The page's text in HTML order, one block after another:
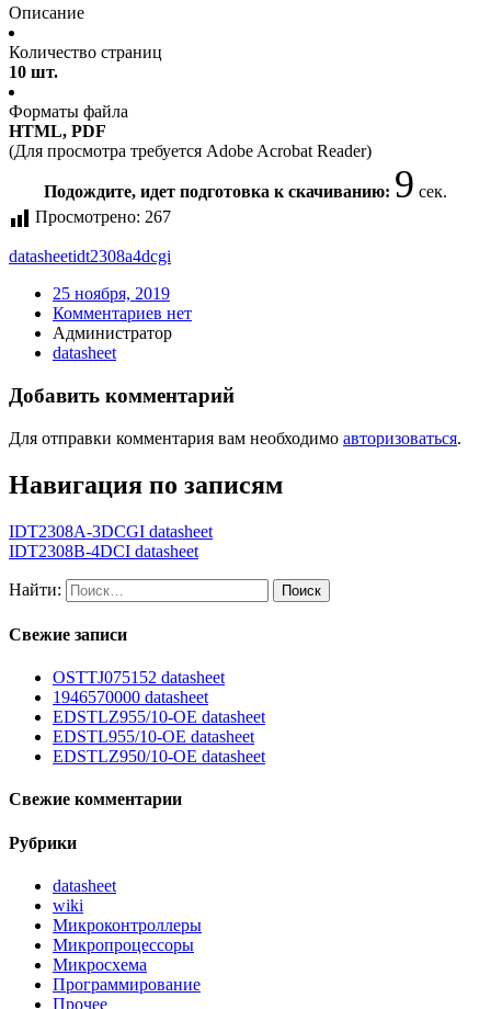
Описание
Количество страниц
10 шт.
Форматы файла
HTML, PDF
(Для просмотра требуется Adobe Acrobat Reader)
Подождите, идет подготовка к скачиванию: 9 сек.
Просмотрено: 267
datasheetidt2308a4dcgi
25 ноября, 2019
Комментариев нет
Администратор
datasheet
Добавить комментарий
Для отправки комментария вам необходимо авторизоваться.
Навигация по записям
IDT2308A-3DCGI datasheet
IDT2308B-4DCI datasheet
Найти:
Свежие записи
OSTTJ075152 datasheet
1946570000 datasheet
EDSTLZ955/10-OE datasheet
EDSTL955/10-OE datasheet
EDSTLZ950/10-OE datasheet
Свежие комментарии
Рубрики
datasheet
wiki
Микроконтроллеры
Микропроцессоры
Микросхема
Программирование
Прочее